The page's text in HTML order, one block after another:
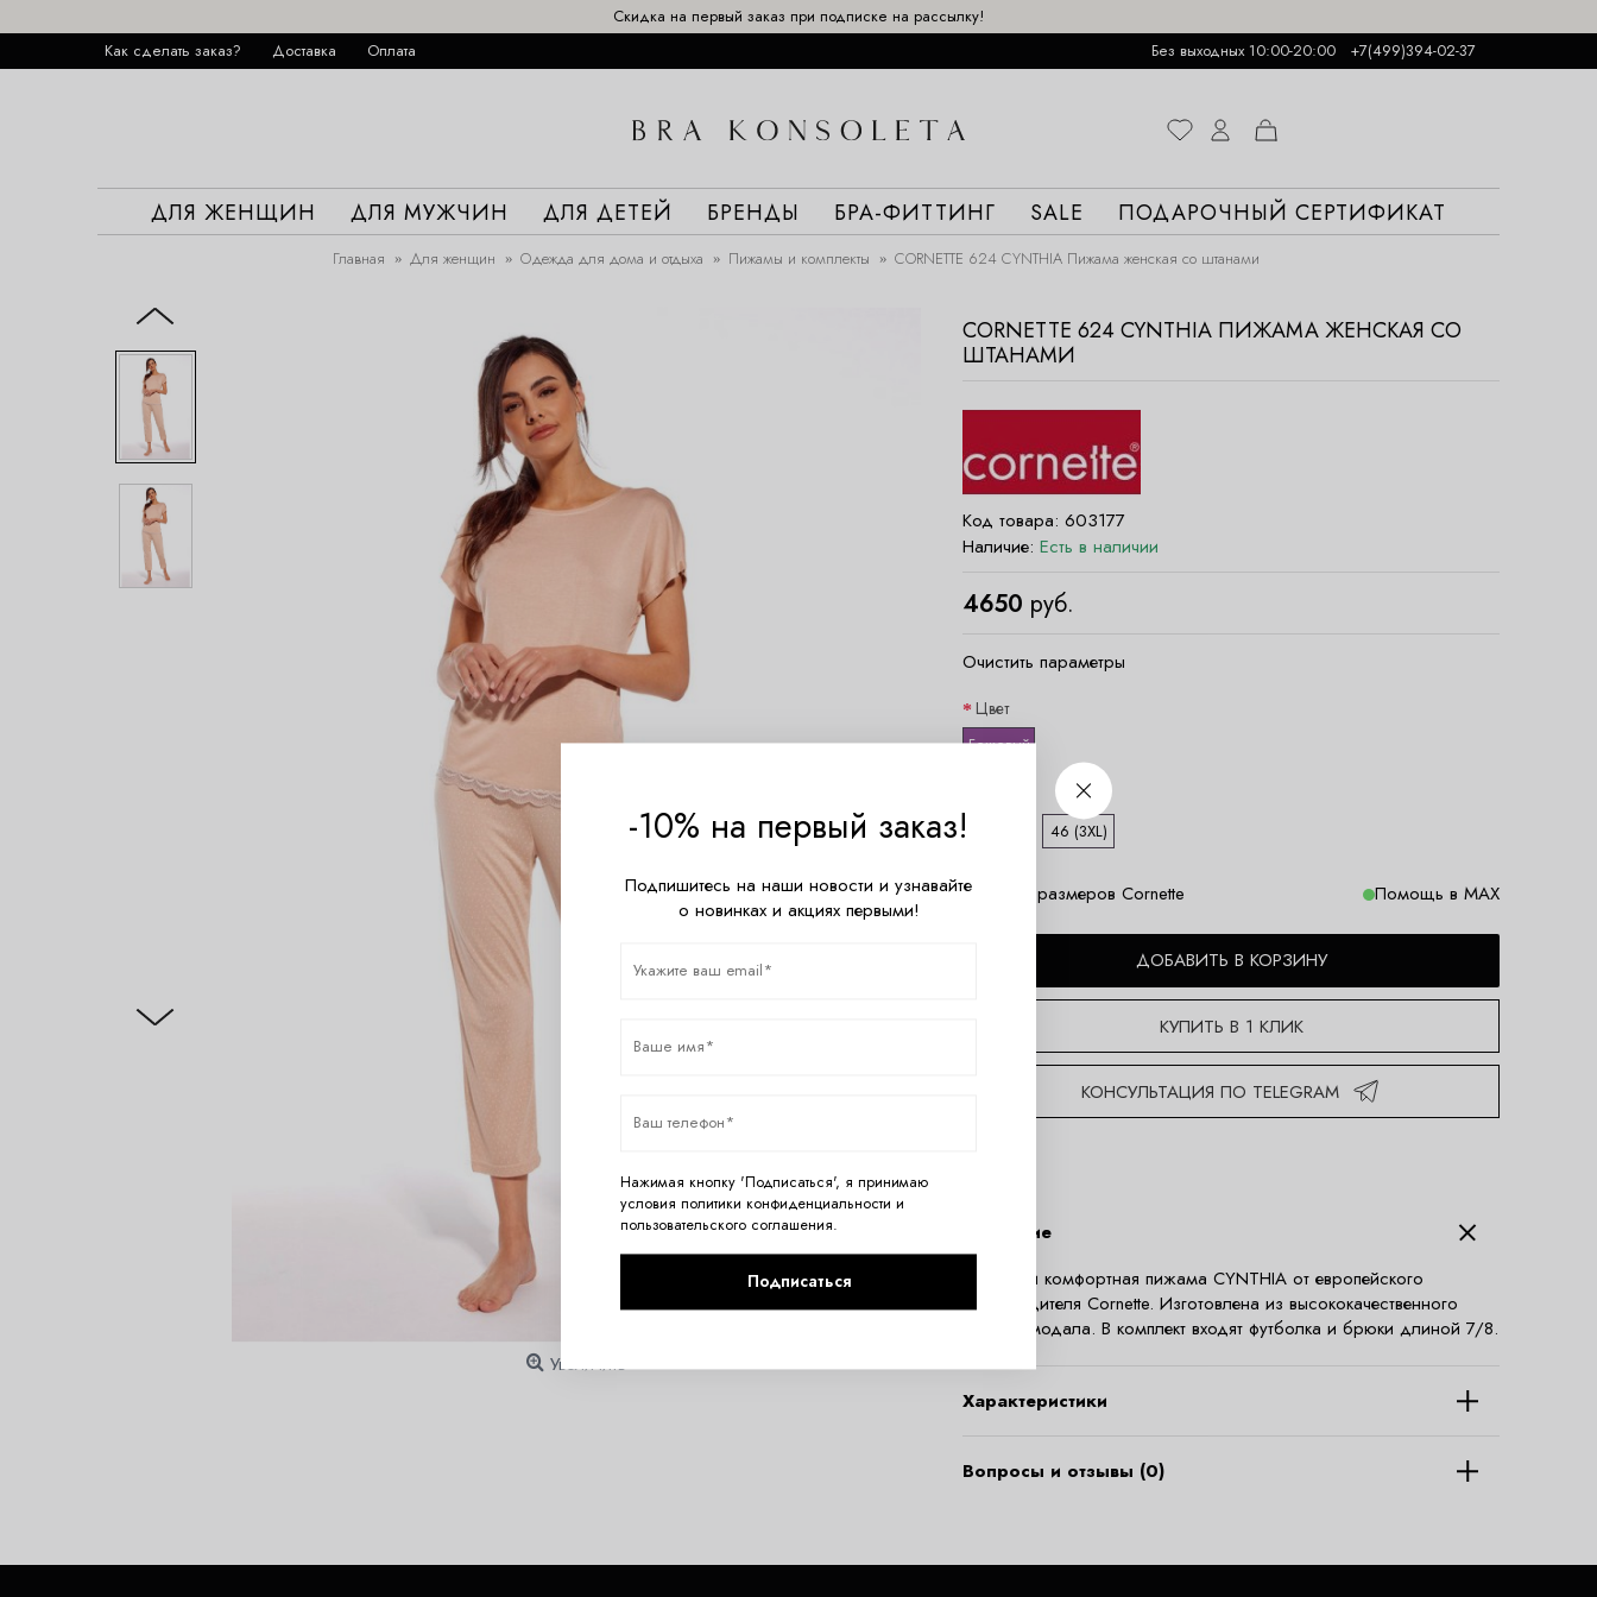
Скидка на первый заказ при подписке на рассылку!
Как сделать заказ?
Доставка Оплата Без выходных 10:00-20:00 +7(499)394-02-37
ДЛЯ ЖЕНЩИН ДЛЯ МУЖЧИН ДЛЯ ДЕТЕЙ БРЕНДЫ БРА-ФИТТИНГ SALE ПОДАРОЧНЫЙ СЕРТИФИКАТ
Главная Для женщин Одежда для дома и отдыха Пижамы и комплекты CORNETTE 624 CYNTHIA Пижама женская со штанами
Увеличить
CORNETTE 624 CYNTHIA ПИЖАМА ЖЕНСКАЯ СО
ШТАНАМИ
Код товара: 603177
Наличие: Есть в наличии
4650 руб.
Очистить параметры
Цвет
Бежевый
46 (3XL)
Таблица размеров Cornette Помощь в MAX
ДОБАВИТЬ В КОРЗИНУ
КУПИТЬ В 1 КЛИК
КОНСУЛЬТАЦИЯ ПО TELEGRAM
Описание
Нежная и комфортная пижама CYNTHIA от европейского
производителя Cornette. Изготовлена из высококачественного
мягкого модала. В комплект входят футболка и брюки длиной 7/8.
Характеристики
Вопросы и отзывы (0)
-10% на первый заказ!
Подпишитесь на наши новости и узнавайте
о новинках и акциях первыми!
Нажимая кнопку 'Подписаться', я принимаю
условия политики конфиденциальности и
пользовательского соглашения.
Подписаться